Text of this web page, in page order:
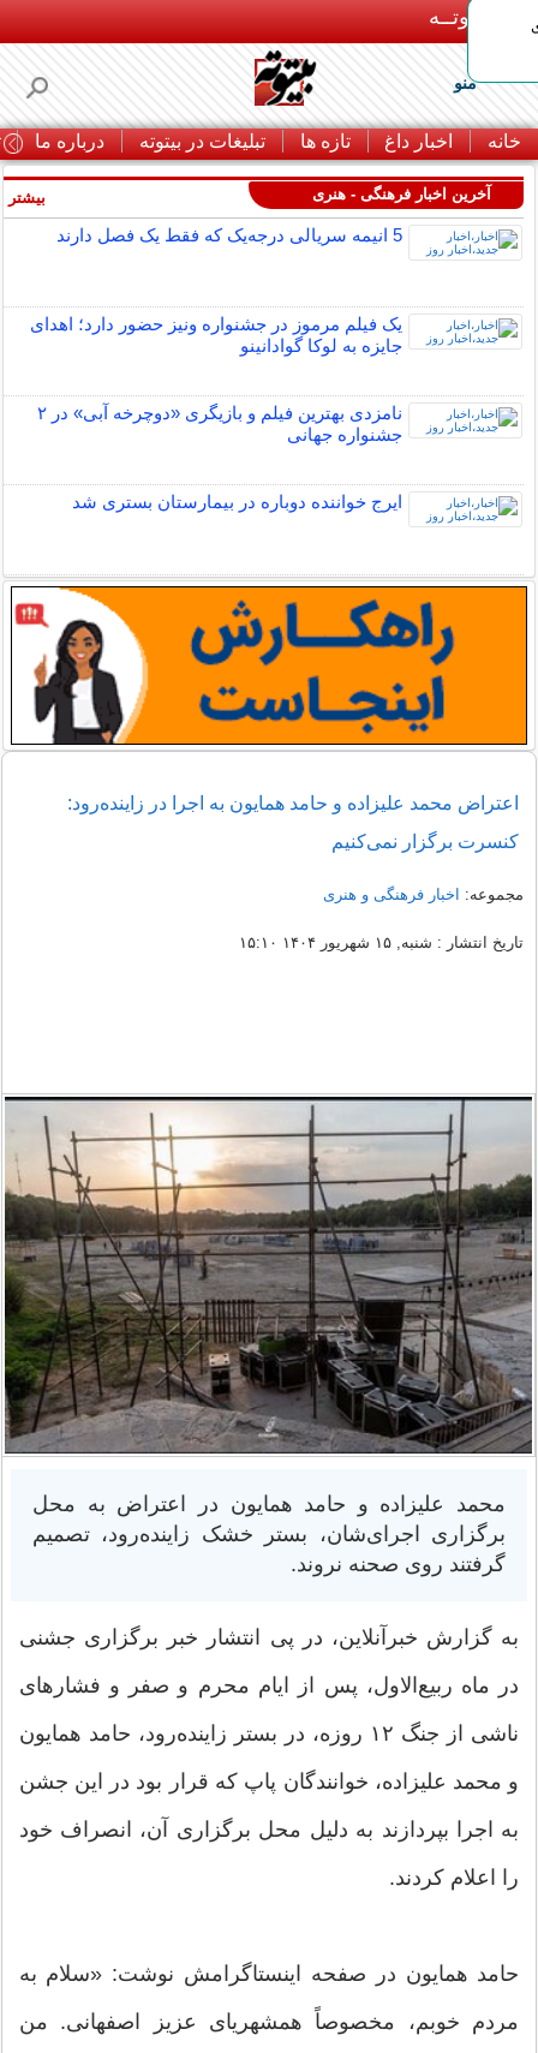
بـیتوتــه
منو
خانه اخبار داغ تازه ها تبلیغات در بیتوته درباره ما
آخرین اخبار فرهنگی - هنری
5 انیمه سریالی درجه‌یک که فقط یک فصل دارند
یک فیلم مرموز در جشنواره ونیز حضور دارد؛ اهدای
جایزه به لوکا گوادانینو
نامزدی بهترین فیلم و بازیگری «دوچرخه آبی» در ۲
جشنواره جهانی
ایرج خواننده دوباره در بیمارستان بستری شد
بیشتر
اعتراض محمد علیزاده و حامد همایون به اجرا در زاینده‌‏رود:
کنسرت برگزار نمی‏‌کنیم
مجموعه: اخبار فرهنگی و هنری
تاریخ انتشار : شنبه, ۱۵ شهریور ۱۴۰۴ ۱۵:۱۰
محمد علیزاده و حامد همایون در اعتراض به محل
برگزاری اجرای‌شان، بستر خشک زاینده‌رود، تصمیم
گرفتند روی صحنه نروند.
به گزارش خبرآنلاین، در پی انتشار خبر برگزاری جشنی
در ماه ربیع‌الاول، پس از ایام محرم و صفر و فشارهای
ناشی از جنگ ۱۲ روزه، در بستر زاینده‌رود، حامد همایون
و محمد علیزاده، خوانندگان پاپ که قرار بود در این جشن
به اجرا بپردازند به دلیل محل برگزاری آن، انصراف خود
را اعلام کردند.
حامد همایون در صفحه اینستاگرامش نوشت: «سلام به
مردم خوبم، مخصوصاً همشهریای عزیز اصفهانی. من